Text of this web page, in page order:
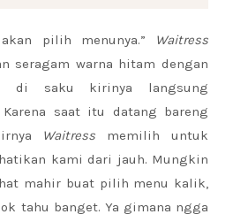
pilih menunya.”
Waitress
seragam warna hitam dengan
di saku kirinya langsung
saat itu datang bareng
Waitress memilih untuk
kami dari jauh. Mungkin
mahir buat pilih menu kalik,
tahu banget. Ya gimana ngga